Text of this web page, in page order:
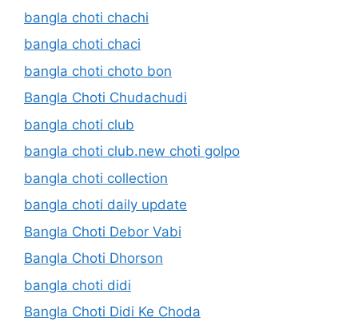
bangla choti chachi
bangla choti chaci
bangla choti choto bon
Bangla Choti Chudachudi
bangla choti club
bangla choti club.new choti golpo
bangla choti collection
bangla choti daily update
Bangla Choti Debor Vabi
Bangla Choti Dhorson
bangla choti didi
Bangla Choti Didi Ke Choda